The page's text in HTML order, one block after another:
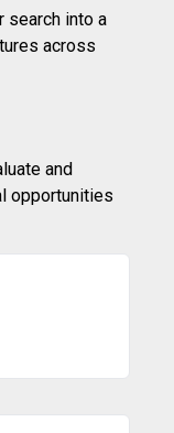
search into a
across
and
opportunities